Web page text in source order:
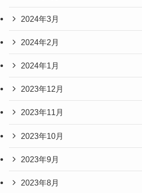
2024年3月
2024年2月
2024年1月
2023年12月
2023年11月
2023年10月
2023年9月
2023年8月